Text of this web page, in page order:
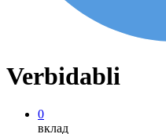
Verbidabli
0
вклад